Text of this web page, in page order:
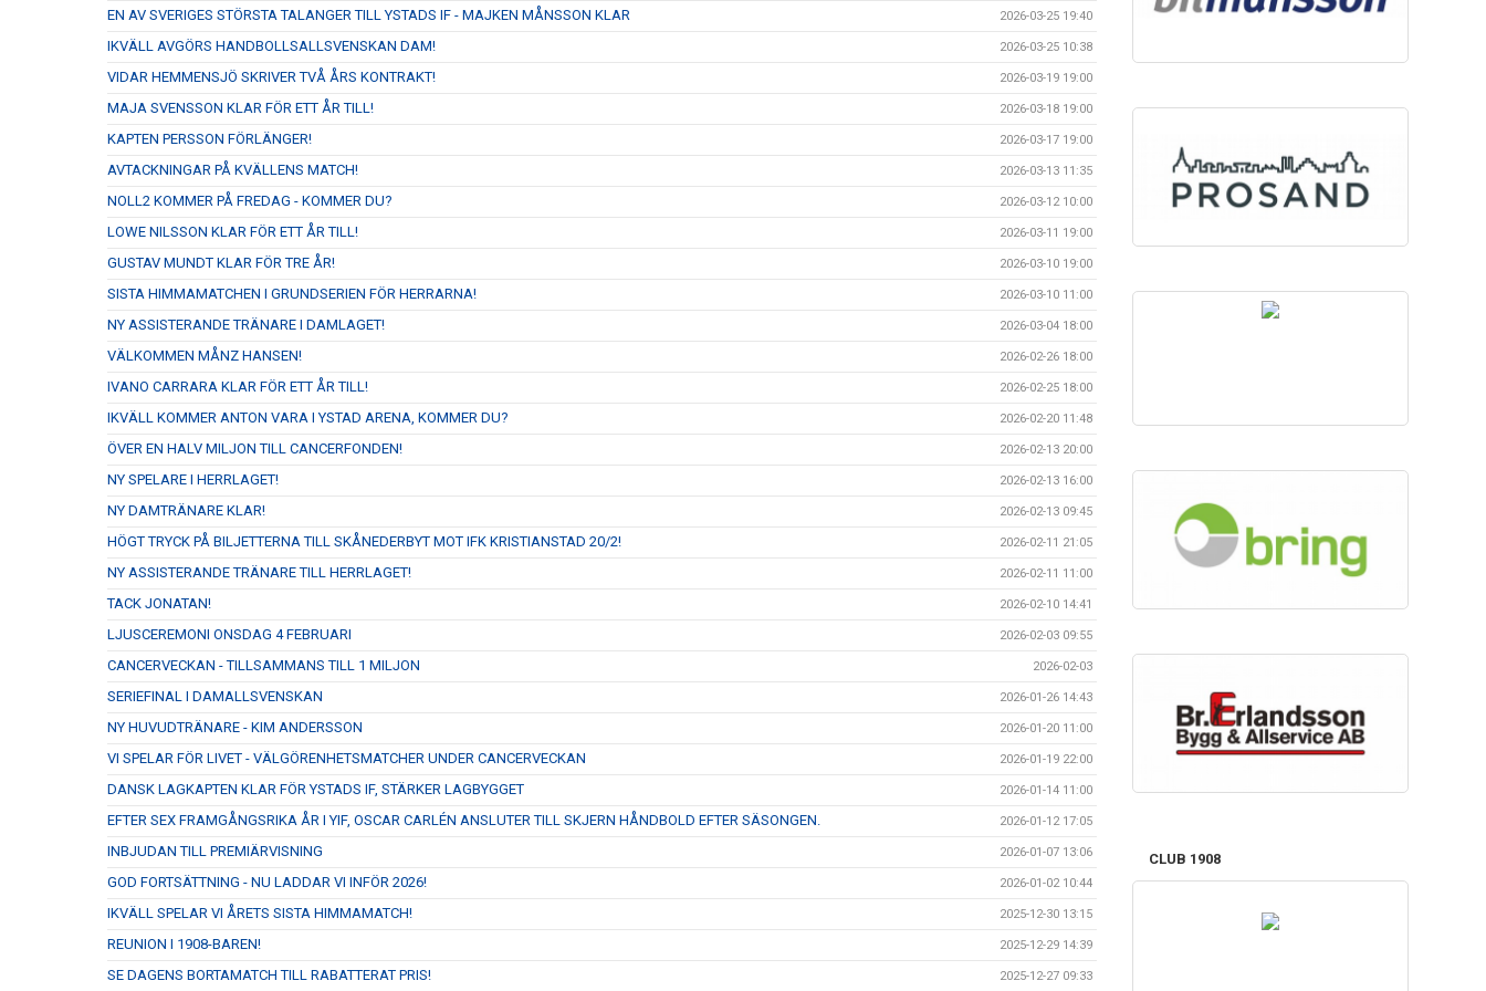
EN AV SVERIGES STÖRSTA TALANGER TILL YSTADS IF - MAJKEN MÅNSSON KLAR 2026-03-25 19:40
IKVÄLL AVGÖRS HANDBOLLSALLSVENSKAN DAM! 2026-03-25 10:38
VIDAR HEMMENSJÖ SKRIVER TVÅ ÅRS KONTRAKT! 2026-03-19 19:00
MAJA SVENSSON KLAR FÖR ETT ÅR TILL! 2026-03-18 19:00
KAPTEN PERSSON FÖRLÄNGER! 2026-03-17 19:00
AVTACKNINGAR PÅ KVÄLLENS MATCH! 2026-03-13 11:35
NOLL2 KOMMER PÅ FREDAG - KOMMER DU? 2026-03-12 10:00
LOWE NILSSON KLAR FÖR ETT ÅR TILL! 2026-03-11 19:00
GUSTAV MUNDT KLAR FÖR TRE ÅR! 2026-03-10 19:00
SISTA HIMMAMATCHEN I GRUNDSERIEN FÖR HERRARNA! 2026-03-10 11:00
NY ASSISTERANDE TRÄNARE I DAMLAGET! 2026-03-04 18:00
VÄLKOMMEN MÅNZ HANSEN! 2026-02-26 18:00
IVANO CARRARA KLAR FÖR ETT ÅR TILL! 2026-02-25 18:00
IKVÄLL KOMMER ANTON VARA I YSTAD ARENA, KOMMER DU? 2026-02-20 11:48
ÖVER EN HALV MILJON TILL CANCERFONDEN! 2026-02-13 20:00
NY SPELARE I HERRLAGET! 2026-02-13 16:00
NY DAMTRÄNARE KLAR! 2026-02-13 09:45
HÖGT TRYCK PÅ BILJETTERNA TILL SKÅNEDERBYT MOT IFK KRISTIANSTAD 20/2! 2026-02-11 21:05
NY ASSISTERANDE TRÄNARE TILL HERRLAGET! 2026-02-11 11:00
TACK JONATAN! 2026-02-10 14:41
LJUSCEREMONI ONSDAG 4 FEBRUARI 2026-02-03 09:55
CANCERVECKAN - TILLSAMMANS TILL 1 MILJON 2026-02-03
SERIEFINAL I DAMALLSVENSKAN 2026-01-26 14:43
NY HUVUDTRÄNARE - KIM ANDERSSON 2026-01-20 11:00
VI SPELAR FÖR LIVET - VÄLGÖRENHETSMATCHER UNDER CANCERVECKAN 2026-01-19 22:00
DANSK LAGKAPTEN KLAR FÖR YSTADS IF, STÄRKER LAGBYGGET 2026-01-14 11:00
EFTER SEX FRAMGÅNGSRIKA ÅR I YIF, OSCAR CARLÉN ANSLUTER TILL SKJERN HÅNDBOLD EFTER SÄSONGEN. 2026-01-12 17:05
INBJUDAN TILL PREMIÄRVISNING 2026-01-07 13:06
GOD FORTSÄTTNING - NU LADDAR VI INFÖR 2026! 2026-01-02 10:44
IKVÄLL SPELAR VI ÅRETS SISTA HIMMAMATCH! 2025-12-30 13:15
REUNION I 1908-BAREN! 2025-12-29 14:39
SE DAGENS BORTAMATCH TILL RABATTERAT PRIS! 2025-12-27 09:33
CLUB 1908